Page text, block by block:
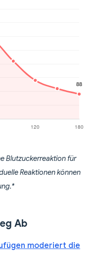
Blutzuckerreaktion für
Reaktionen können
Ab
moderiert die